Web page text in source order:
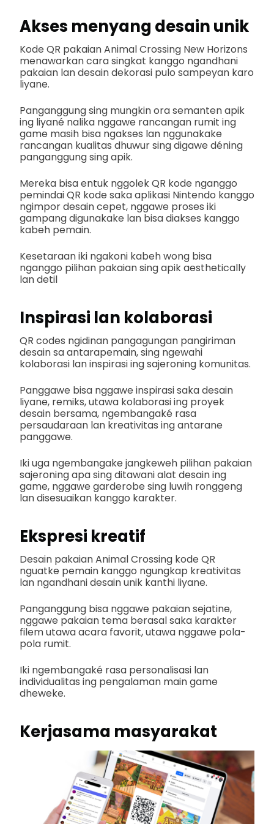
Akses menyang desain unik
Kode QR pakaian Animal Crossing New Horizons
menawarkan cara singkat kanggo ngandhani
pakaian lan desain dekorasi pulo sampeyan karo
liyane.
Panganggung sing mungkin ora semanten apik
ing liyané nalika nggawe rancangan rumit ing
game masih bisa ngakses lan nggunakake
rancangan kualitas dhuwur sing digawe déning
panganggung sing apik.
Mereka bisa entuk nggolek QR kode nganggo
pemindai QR kode saka aplikasi Nintendo kanggo
ngimpor desain cepet, nggawe proses iki
gampang digunakake lan bisa diakses kanggo
kabeh pemain.
Kesetaraan iki ngakoni kabeh wong bisa
nganggo pilihan pakaian sing apik aesthetically
lan detil
Inspirasi lan kolaborasi
QR codes ngidinan pangagungan pangiriman
desain sa antarapemain, sing ngewahi
kolaborasi lan inspirasi ing sajeroning komunitas.
Panggawe bisa nggawe inspirasi saka desain
liyane, remiks, utawa kolaborasi ing proyek
desain bersama, ngembangaké rasa
persaudaraan lan kreativitas ing antarane
panggawe.
Iki uga ngembangake jangkeweh pilihan pakaian
sajeroning apa sing ditawani alat desain ing
game, nggawe garderobe sing luwih ronggeng
lan disesuaikan kanggo karakter.
Ekspresi kreatif
Desain pakaian Animal Crossing kode QR
nguatke pemain kanggo ngungkap kreativitas
lan ngandhani desain unik kanthi liyane.
Panganggung bisa nggawe pakaian sejatine,
nggawe pakaian tema berasal saka karakter
filem utawa acara favorit, utawa nggawe pola-
pola rumit.
Iki ngembangaké rasa personalisasi lan
individualitas ing pengalaman main game
dheweke.
Kerjasama masyarakat